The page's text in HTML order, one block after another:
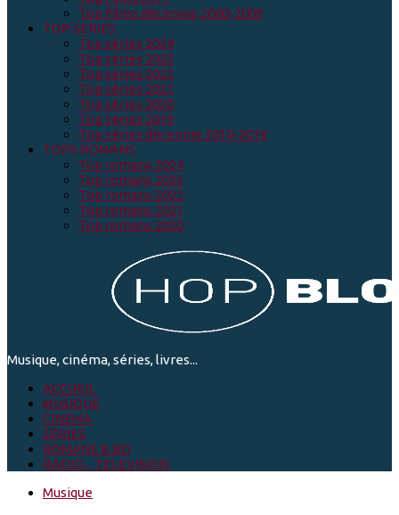
Top Films décennie 2000-2009
TOP SERIES
Top séries 2024
Top séries 2023
Top séries 2022
Top séries 2021
Top séries 2020
Top séries 2019
Top séries décennie 2010-2019
TOPS ROMANS
Top romans 2024
Top romans 2023
Top romans 2022
Top romans 2021
Top romans 2020
Musique, cinéma, séries, livres...
ACCUEIL
MUSIQUE
CINEMA
SÉRIES
ROMANS & BD
RADIO - TELEVISION
Musique